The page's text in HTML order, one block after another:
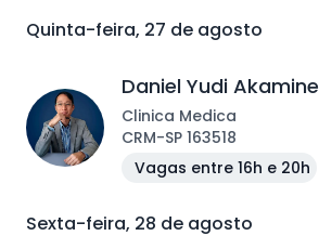
Quinta-feira, 27 de agosto
Daniel Yudi Akamine
Clinica Medica
CRM-SP 163518
Vagas entre 16h e 20h
Sexta-feira, 28 de agosto